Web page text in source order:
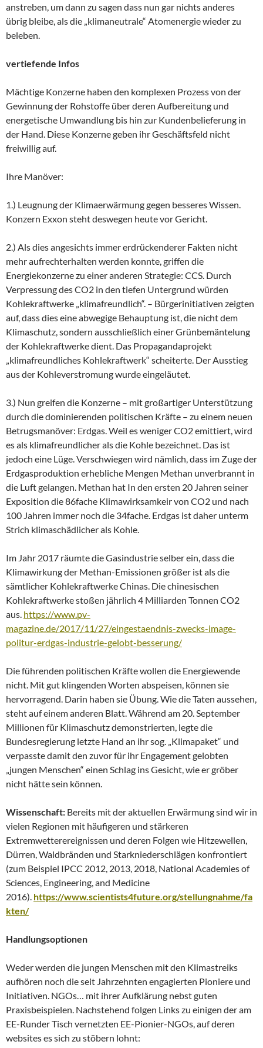
anstreben, um dann zu sagen dass nun gar nichts anderes
übrig bleibe, als die „klimaneutrale“ Atomenergie wieder zu
beleben.
vertiefende Infos
Mächtige Konzerne haben den komplexen Prozess von der
Gewinnung der Rohstoffe über deren Aufbereitung und
energetische Umwandlung bis hin zur Kundenbelieferung in
der Hand. Diese Konzerne geben ihr Geschäftsfeld nicht
freiwillig auf.
Ihre Manöver:
1.) Leugnung der Klimaerwärmung gegen besseres Wissen.
Konzern Exxon steht deswegen heute vor Gericht.
2.) Als dies angesichts immer erdrückenderer Fakten nicht
mehr aufrechterhalten werden konnte, griffen die
Energiekonzerne zu einer anderen Strategie: CCS. Durch
Verpressung des CO2 in den tiefen Untergrund würden
Kohlekraftwerke „klimafreundlich“. – Bürgerinitiativen zeigten
auf, dass dies eine abwegige Behauptung ist, die nicht dem
Klimaschutz, sondern ausschließlich einer Grünbemäntelung
der Kohlekraftwerke dient. Das Propagandaprojekt
„klimafreundliches Kohlekraftwerk“ scheiterte. Der Ausstieg
aus der Kohleverstromung wurde eingeläutet.
3.) Nun greifen die Konzerne – mit großartiger Unterstützung
durch die dominierenden politischen Kräfte – zu einem neuen
Betrugsmanöver: Erdgas. Weil es weniger CO2 emittiert, wird
es als klimafreundlicher als die Kohle bezeichnet. Das ist
jedoch eine Lüge. Verschwiegen wird nämlich, dass im Zuge der
Erdgasproduktion erhebliche Mengen Methan unverbrannt in
die Luft gelangen. Methan hat In den ersten 20 Jahren seiner
Exposition die 86fache Klimawirksamkeir von CO2 und nach
100 Jahren immer noch die 34fache. Erdgas ist daher unterm
Strich klimaschädlicher als Kohle.
Im Jahr 2017 räumte die Gasindustrie selber ein, dass die
Klimawirkung der Methan-Emissionen größer ist als die
sämtlicher Kohlekraftwerke Chinas. Die chinesischen
Kohlekraftwerke stoßen jährlich 4 Milliarden Tonnen CO2
aus. https://www.pv-
magazine.de/2017/11/27/eingestaendnis-zwecks-image-
politur-erdgas-industrie-gelobt-besserung/
Die führenden politischen Kräfte wollen die Energiewende
nicht. Mit gut klingenden Worten abspeisen, können sie
hervorragend. Darin haben sie Übung. Wie die Taten aussehen,
steht auf einem anderen Blatt. Während am 20. September
Millionen für Klimaschutz demonstrierten, legte die
Bundesregierung letzte Hand an ihr sog. „Klimapaket“ und
verpasste damit den zuvor für ihr Engagement gelobten
„jungen Menschen“ einen Schlag ins Gesicht, wie er gröber
nicht hätte sein können.
Wissenschaft: Bereits mit der aktuellen Erwärmung sind wir in
vielen Regionen mit häufigeren und stärkeren
Extremwetterereignissen und deren Folgen wie Hitzewellen,
Dürren, Waldbränden und Starkniederschlägen konfrontiert
(zum Beispiel IPCC 2012, 2013, 2018, National Academies of
Sciences, Engineering, and Medicine
2016). https://www.scientists4future.org/stellungnahme/fa
kten/
Handlungsoptionen
Weder werden die jungen Menschen mit den Klimastreiks
aufhören noch die seit Jahrzehnten engagierten Pioniere und
Initiativen. NGOs… mit ihrer Aufklärung nebst guten
Praxisbeispielen. Nachstehend folgen Links zu einigen der am
EE-Runder Tisch vernetzten EE-Pionier-NGOs, auf deren
websites es sich zu stöbern lohnt: